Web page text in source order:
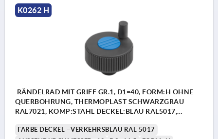
K0262 H
RÄNDELRAD MIT GRIFF GR.1, D1=40, FORM:H OHNE
QUERBOHRUNG, THERMOPLAST SCHWARZGRAU
RAL7021, KOMP:STAHL DECKEL:BLAU RAL5017,
FARBE DECKEL =VERKEHRSBLAU RAL 5017